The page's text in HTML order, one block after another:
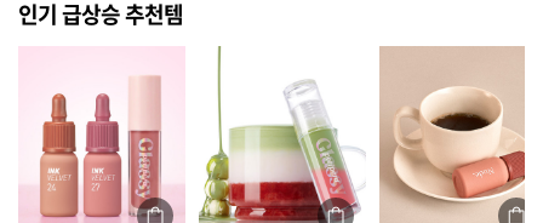
인기 급상승 추천템